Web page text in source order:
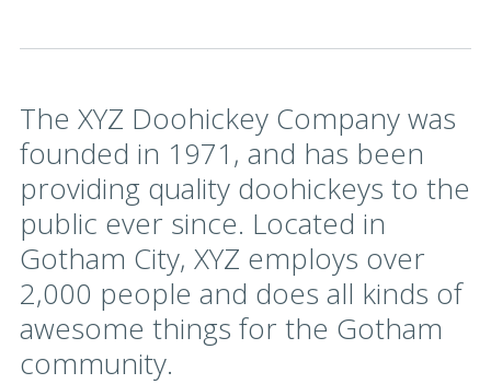
The XYZ Doohickey Company was
founded in 1971, and has been
providing quality doohickeys to the
public ever since. Located in
Gotham City, XYZ employs over
2,000 people and does all kinds of
awesome things for the Gotham
community.